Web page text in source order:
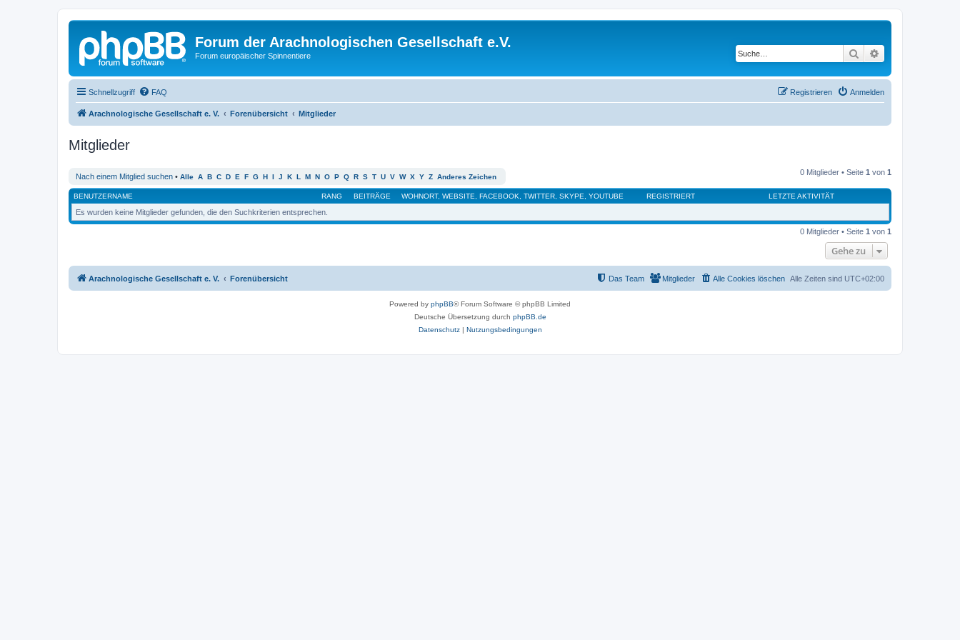
Forum der Arachnologischen Gesellschaft e.V.
Forum europäischer Spinnentiere Suche
Schnellzugriff FAQ Anmelden
Registrieren
Arachnologische Gesellschaft e. V. Forenübersicht Mitglieder
Mitglieder
Nach einem Mitglied suchen • Alle A B C D E F G H I J K L M N O P Q R S T U V W X Y Z Anderes Zeichen
0 Mitglieder • Seite 1 von 1
RANG
BENUTZERNAME BEITRÄGE WOHNORT, WEBSITE, FACEBOOK, TWITTER, SKYPE, YOUTUBE REGISTRIERT LETZTE AKTIVITÄT
Es wurden keine Mitglieder gefunden, die den Suchkriterien entsprechen.
0 Mitglieder • Seite 1 von 1
Gehe zu
Arachnologische Gesellschaft e. V. Forenübersicht Alle Zeiten sind UTC+02:00
Alle Cookies löschen
Mitglieder
Das Team
Powered by phpBB® Forum Software © phpBB Limited
Deutsche Übersetzung durch phpBB.de
Datenschutz| Nutzungsbedingungen